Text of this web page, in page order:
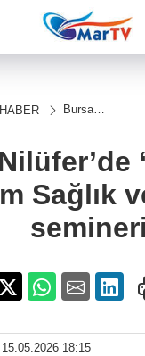
Bursa
Yaşam
Sağlık
semineri
Sağlık
semineri
18:15